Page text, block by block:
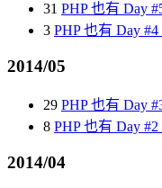
31 PHP 也有 Day
3 PHP 也有 Day
2014/05
29 PHP 也有 Day
8 PHP 也有 Day
2014/04